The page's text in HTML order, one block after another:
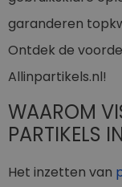
garanderen
Ontdek de
Allinpartikels.nl!
WAAROM
PARTIKELS
Het inzetten van